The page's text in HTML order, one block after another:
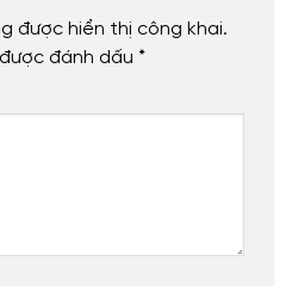
được hiển thị công khai.
đánh dấu *